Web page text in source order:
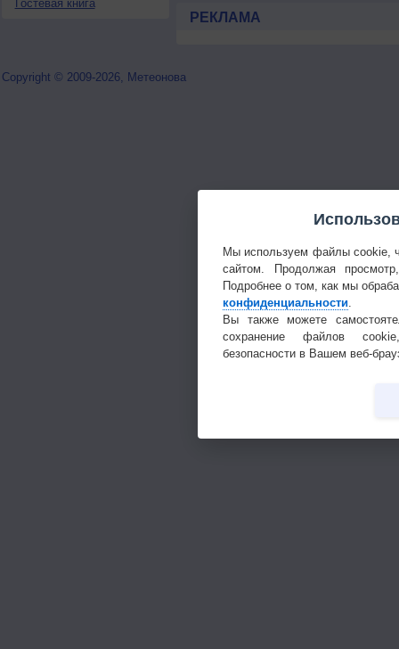
Гостевая книга
РЕКЛАМА
Copyright © 2009-2026, Метеонова
Мы используем файлы cookie,
сайтом. Продолжая
Подробнее о том, как мы
конфиденциальности
Вы также можете
сохранение файлов
безопасности в Вашем веб-